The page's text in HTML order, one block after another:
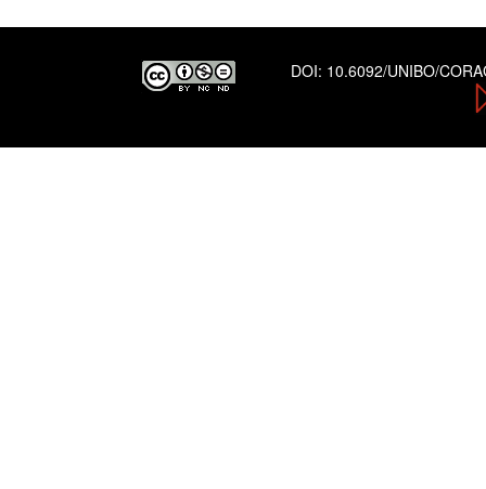
DOI: 10.6092/UNIBO/